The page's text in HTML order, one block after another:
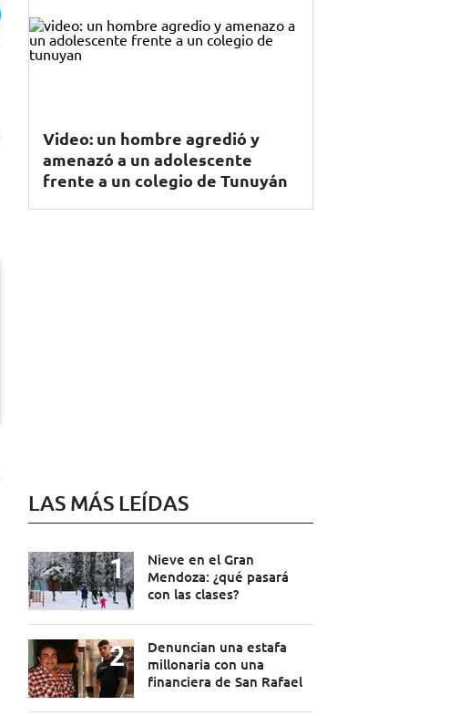
Video: un hombre agredió y
amenazó a un adolescente
frente a un colegio de Tunuyán
LAS MÁS LEÍDAS
Nieve en el Gran
Mendoza: ¿qué pasará
con las clases?
Denuncian una estafa
millonaria con una
financiera de San Rafael